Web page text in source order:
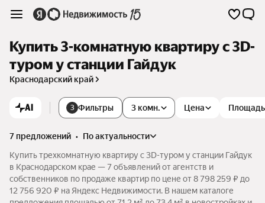
Купить 3-комнатную квартиру c 3D-
туром у станции Гайдук
Краснодарский край
AI 3 Фильтры 3 комн. Цена Площадь
7 предложений •
по актуальности
Купить трехкомнатную квартиру c 3D-туром у станции Гайдук
в Краснодарском крае — 7 объявлений от агентств и
собственников по продаже квартир по цене от 8 798 259 ₽ до
12 756 920 ₽ на Яндекс Недвижимости. В нашем каталоге